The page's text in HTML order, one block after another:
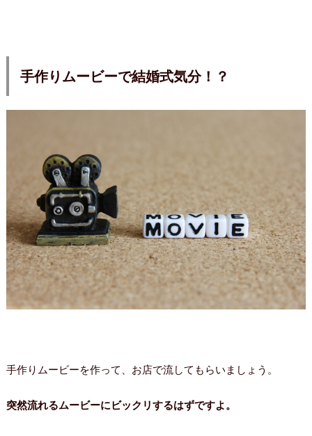
手作りムービーで結婚式気分！？
手作りムービーを作って、お店で流してもらいましょう。
突然流れるムービーにビックリするはずですよ。